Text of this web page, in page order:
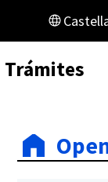
Trámites